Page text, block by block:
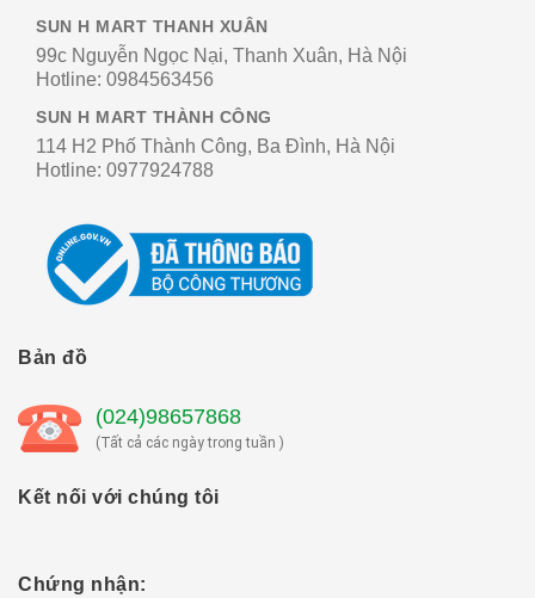
SUN H MART THANH XUÂN
99c Nguyễn Ngọc Nại, Thanh Xuân, Hà Nội
Hotline: 0984563456
SUN H MART THÀNH CÔNG
114 H2 Phố Thành Công, Ba Đình, Hà Nội
Hotline: 0977924788
Bản đồ
(024)98657868
(Tất cả các ngày trong tuần )
Kết nối với chúng tôi
Chứng nhận: